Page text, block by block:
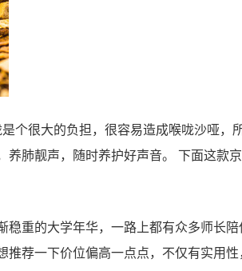
个很大的负担，很容易造成喉咙沙哑，
肺靓声，随时养护好声音。 下面这款
重的大学年华，一路上都有众多师长
荐一下价位偏高一点点，不仅有实用